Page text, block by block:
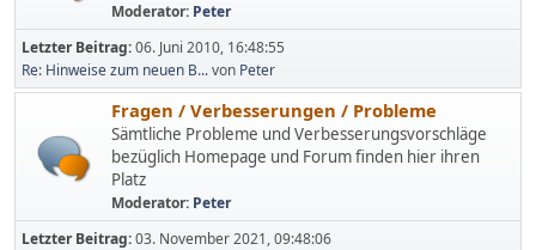
Moderator: Peter
Letzter Beitrag:06. Juni 2010, 16:48:55
Re: Hinweise zum neuen B...von Peter
Fragen / Verbesserungen / Probleme
Sämtliche Probleme und Verbesserungsvorschläge
bezüglich Homepage und Forum finden hier ihren
Platz
Moderator: Peter
Letzter Beitrag:03. November 2021, 09:48:06